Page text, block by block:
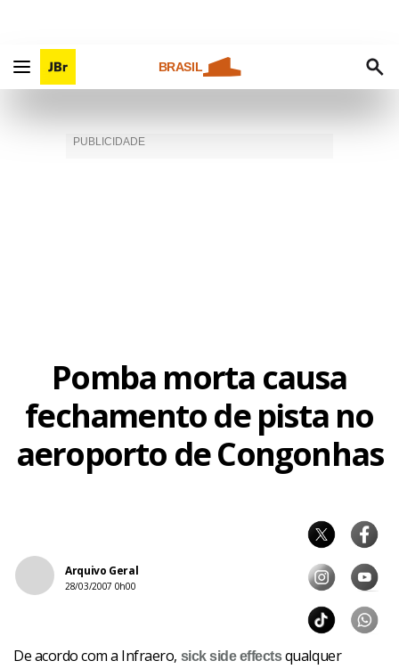
BRASIL
Pomba morta causa
fechamento de pista no
aeroporto de Congonhas
Arquivo Geral
28/03/2007 0h00
De acordo com a Infraero, sick side effectsqualquer